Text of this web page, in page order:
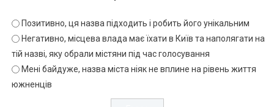
Позитивно, ця назва підходить і робить його унікальним
Негативно, місцева влада має їхати в Київ та наполягати на
тій назві, яку обрали містяни під час голосування
Мені байдуже, назва міста ніяк не вплине на рівень життя
южненців